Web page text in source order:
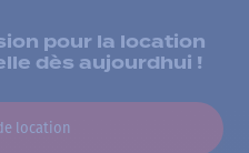
pour la location
dès aujourdhui !
location